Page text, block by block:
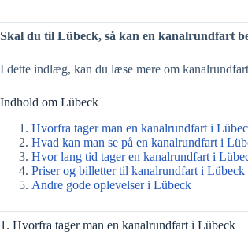
Skal du til Lübeck, så kan en kanalrundfart
I dette indlæg, kan du læse mere om
Indhold om Lübeck
Hvorfra tager man en kanalrundfart i
Hvad kan man se på en kanalrundfart i
Hvor lang tid tager en kanalrundfart i
Priser og billetter til kanalrundfart i Lübeck
Andre gode oplevelser i Lübeck
1. Hvorfra tager man en kanalrundfart i Lübeck